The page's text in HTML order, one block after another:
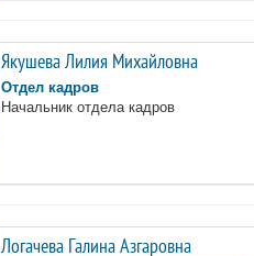
Якушева Лилия Михайловна
Отдел кадров
Начальник отдела кадров
Логачева Галина Азгаровна